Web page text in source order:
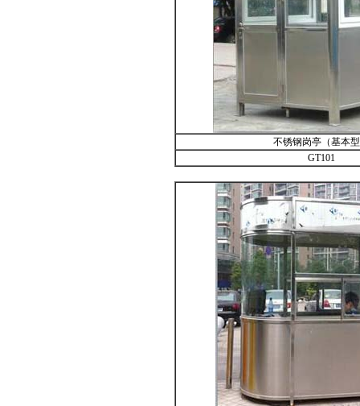
不锈钢岗亭（基本
GT101